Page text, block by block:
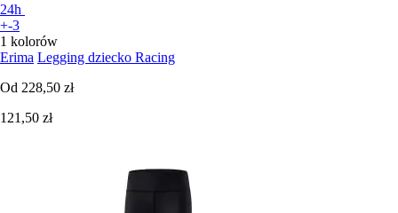
24h
+-3
1 kolorów
Erima Legging dziecko Racing
Od 228,50 zł
121,50 zł